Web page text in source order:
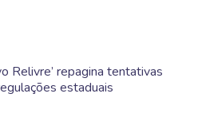
Relivre’ repagina tentativas
estaduais